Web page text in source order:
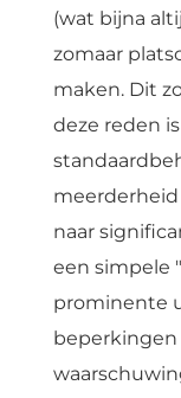
(wat bijna
zomaar
maken. Dit
deze reden
naar
een simpele
prominente
beperkingen